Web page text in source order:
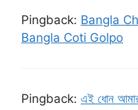
Pingback: Bangla
Bangla Coti Golpo
Pingback: এই ধোন